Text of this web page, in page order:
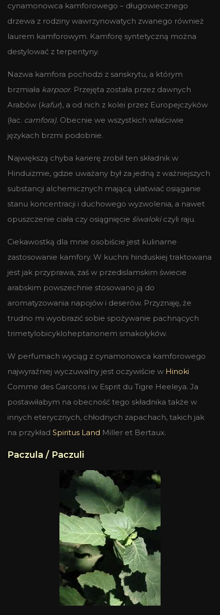
cynamonowca kamforowego – długowiecznego
drzewa z rodziny wawrzynowatych zwanego również
laurem kamforowym. Kamforę syntetyczną można
destylować z terpentyny.
Nazwa kamfora pochodzi z sanskrytu, a którym
brzmiała karpoor. Przejęta została przez dawnych
Arabów (kafur), a od nich z kolei przez Europejczyków
(łac. camfora). Obecnie we wszystkich właściwie
językach brzmi podobnie.
Największą chyba karierę zrobił ten składnik w
Hinduizmie, gdzie uważany był za jedną z ważniejszych
substancji alchemicznych mającą ułatwiać osiąganie
stanu koncentracji i duchowego wyzwolenia, a nawet
opuszczenie ciała czy osiągnięcie śiwalokiczyli raju.
Ciekawostką dla mnie osobiście jest kulinarne
zastosowanie kamfory. W kuchni hinduskiej traktowana
jest jak przyprawa, zaś w przedislamskim świecie
arabskim powszechnie stosowano ją do
aromatyzowania napojów i deserów. Przyznaję, że
trudno mi wyobrazić sobie spożywanie pachnących
trimetylobicykloheptanonem smakołyków.
W perfumach wyciąg z cynamonowca kamforowego
najwyraźniej wyczuwalny jest oczywiście w Hinoki
Comme des Garcons i w Esprit du Tigre Heeleya. Ja
postawiłabym na obecność tego składnika także w
innych eterycznych, chłodnych zapachach, takich jak
na przykład Spiritus Land Miller et Bertaux.
Paczula / Paczuli